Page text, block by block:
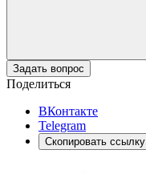
Задать вопрос
Поделиться
ВКонтакте
Telegram
Скопировать ссылку